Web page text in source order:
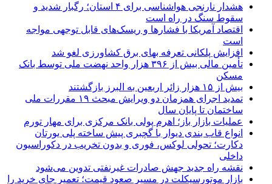
هشدار نارنجی هواشناسی برای ۴ استان؛ رگبار شدید و
سقوط سنگ در راه است
اقتصاد آمریکا با فشارها و ریسک‌های قابل توجهی مواجه
است
افزایش پلکانی تعرفه بهای برق کشاورزی لغو شد
تأمین مالی بیش از ۳۹۶ هزار واحد نهضت ملی توسط بانک
مسکن
بیش از ۱۵ هزار زائر اربعین به البرز بازگشتند
تمدید اجرای همزمان دو ویرایش مبحث ۱۹ مقررات ملی
ساختمان تا پایان سال
عملیات بازار باز؛ اهرم پولی بانک مرکزی برای مهار تورم
انواع قاب بندی دیوار با گچبری پیش ساخته پلی یورتان
دکارت؛ تحولی لوکس، فوری و بدون تخریب در دکوراسیون
داخلی
نقشه راه جدید جهش صادرات غیرنفتی تدوین می‌شود
بازار موتورسیکلت در مسیر صعود قیمت؛ تعمیر جای خرید را